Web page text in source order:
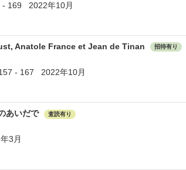
- 169 2022年10月
Anatole France et Jean de Tinan 招待有り
- 167 2022年10月
あいだで 査読有り
3月